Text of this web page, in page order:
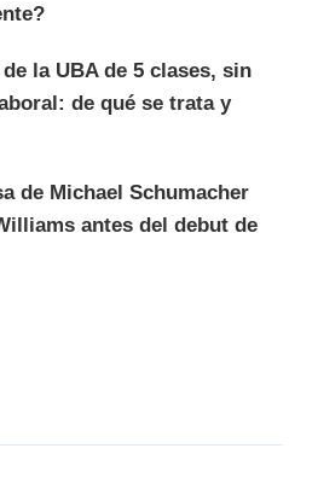
la UBA de 5 clases, sin
de qué se trata y
de Michael Schumacher
antes del debut de